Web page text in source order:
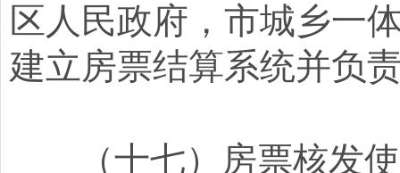
区人民政府，市城乡一
建立房票结算系统并负
（十七）房票核发使